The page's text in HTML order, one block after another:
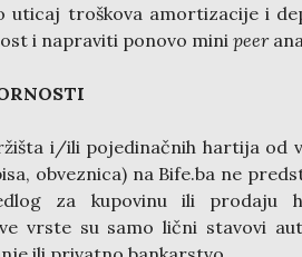
uticaj troškova amortizacije i
i napraviti ponovo mini peer
i/ili pojedinačnih hartija od
obveznica) na Bife.ba ne
za kupovinu ili prodaju
vrste su samo lični stavovi